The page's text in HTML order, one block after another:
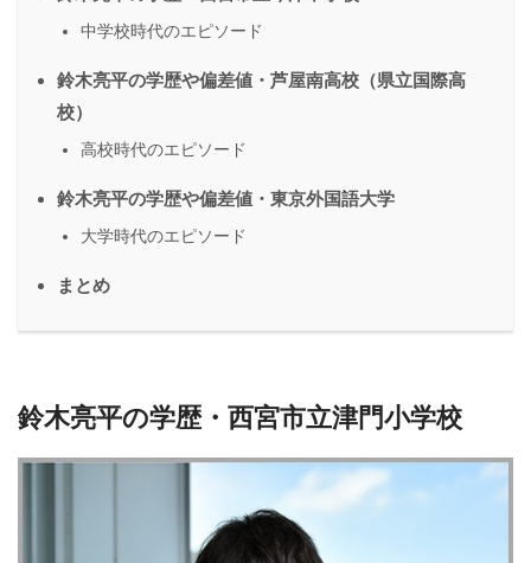
中学校時代のエピソード
鈴木亮平の学歴や偏差値・芦屋南高校（県立国際高
校）
高校時代のエピソード
鈴木亮平の学歴や偏差値・東京外国語大学
大学時代のエピソード
まとめ
鈴木亮平の学歴・西宮市立津門小学校